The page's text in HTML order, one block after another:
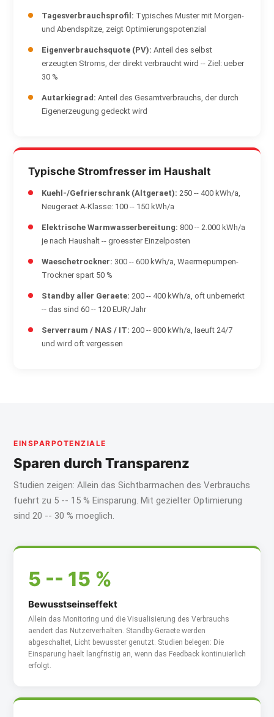
Tagesverbrauchsprofil: Typisches Muster mit Morgen-
und Abendspitze, zeigt Optimierungspotenzial
Eigenverbrauchsquote (PV): Anteil des selbst
erzeugten Stroms, der direkt verbraucht wird -- Ziel: ueber
30 %
Autarkiegrad: Anteil des Gesamtverbrauchs, der durch
Eigenerzeugung gedeckt wird
Typische Stromfresser im Haushalt
Kuehl-/Gefrierschrank (Altgeraet): 250 -- 400 kWh/a,
Neugeraet A-Klasse: 100 -- 150 kWh/a
Elektrische Warmwasserbereitung: 800 -- 2.000 kWh/a
je nach Haushalt -- groesster Einzelposten
Waeschetrockner: 300 -- 600 kWh/a, Waermepumpen-
Trockner spart 50 %
Standby aller Geraete: 200 -- 400 kWh/a, oft unbemerkt
-- das sind 60 -- 120 EUR/Jahr
Serverraum / NAS / IT: 200 -- 800 kWh/a, laeuft 24/7
und wird oft vergessen
EINSPARPOTENZIALE
Sparen durch Transparenz
Studien zeigen: Allein das Sichtbarmachen des Verbrauchs
fuehrt zu 5 -- 15 % Einsparung. Mit gezielter Optimierung
sind 20 -- 30 % moeglich.
5 -- 15 %
Bewusstseinseffekt
Allein das Monitoring und die Visualisierung des Verbrauchs
aendert das Nutzerverhalten. Standby-Geraete werden
abgeschaltet, Licht bewusster genutzt. Studien belegen: Die
Einsparung haelt langfristig an, wenn das Feedback kontinuierlich
erfolgt.